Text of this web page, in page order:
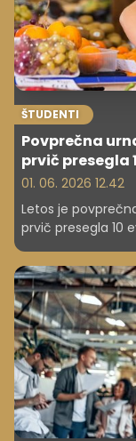
ŠTUDENTI
Povprečna
prvič presegla
01. 06. 2026 12.42
Letos je
prvič presegla 10
presegajo 15
servisa kažejo še,
več ponudbe kot
zaposlitev dobi
opravljali